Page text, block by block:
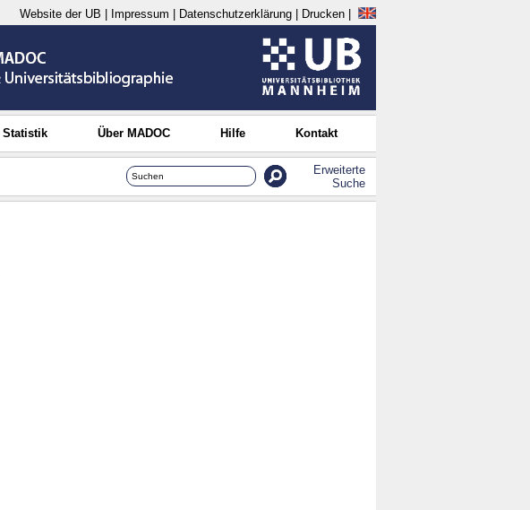
Website der UB Impressum Datenschutzerklärung Drucken
Statistik Über MADOC Hilfe Kontakt
Erweiterte
Suche